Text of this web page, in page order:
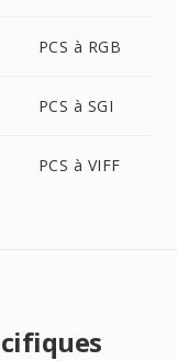
PCS à RGB
PCS à SGI
PCS à VIFF